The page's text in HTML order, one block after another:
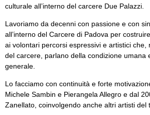
culturale all’interno del carcere Due Palazzi.
Lavoriamo da decenni con passione e con
all’interno del Carcere di Padova per
ai volontari percorsi espressivi e artistici che,
del carcere, parlano della condizione umana
generale.
Lo facciamo con continuità e forte
Michele Sambin e Pierangela Allegro e dal
Zanellato, coinvolgendo anche altri artisti del